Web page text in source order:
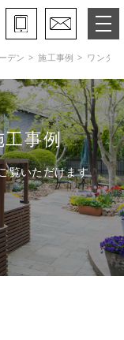
デン 施工事例 ワンダ
事例
覧いただけます